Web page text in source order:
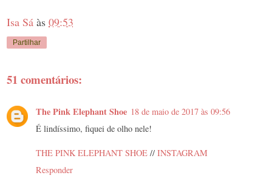
Isa Sá às 09:53
Partilhar
51 comentários:
The Pink Elephant Shoe 18 de maio de 2017 às 09:56
É lindíssimo, fiquei de olho nele!
THE PINK ELEPHANT SHOE // INSTAGRAM
Responder